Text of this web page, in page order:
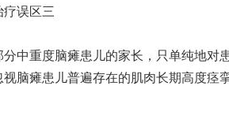
误区三
中重度脑瘫患儿的家长，只单纯地对
视脑瘫患儿普遍存在的肌肉长期高度痉